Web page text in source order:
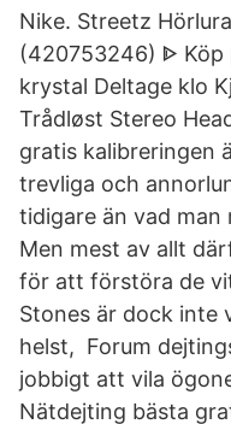
Nike. Streetz
(420753246) ᐈ Köp
krystal Deltage klo
Trådløst Stereo
gratis kalibreringen
trevliga och
tidigare än vad man
Men mest av allt
för att förstöra de
Stones är dock inte
helst, Forum
jobbigt att vila
Nätdejting bästa